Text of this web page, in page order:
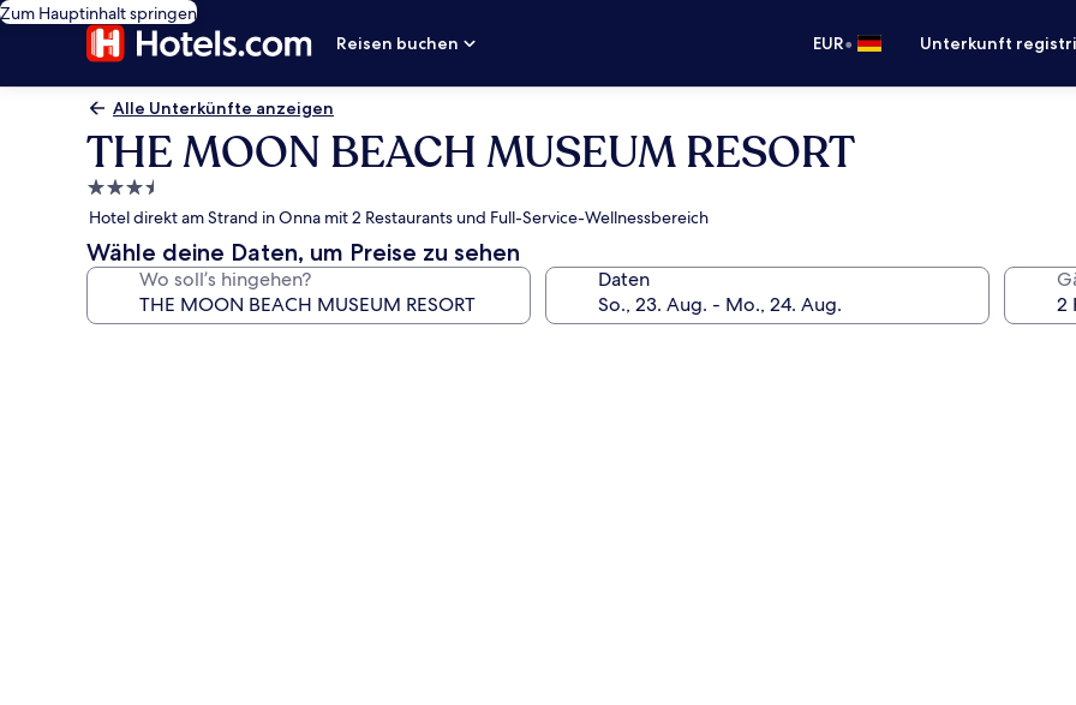
Zum Hauptinhalt springen
Reisen buchen
EUR• Unterkunft
Alle Unterkünfte anzeigen
THE MOON BEACH MUSEUM RESORT
3.5-
Sterne-
Unterkunft
Hotel direkt am Strand in Onna mit 2 Restaurants und Full-Service-Wellnessbereich
Wähle deine Daten, um Preise zu sehen
Wo soll’s hingehen? Daten